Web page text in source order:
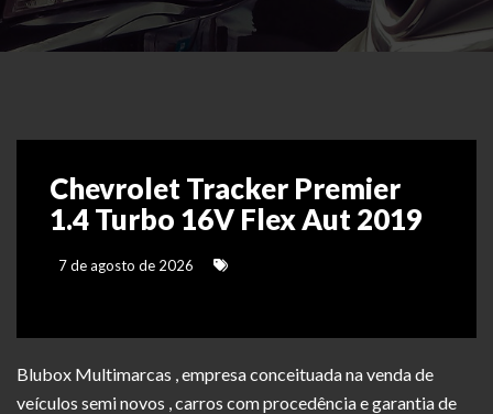
Chevrolet Tracker Premier
1.4 Turbo 16V Flex Aut 2019
7 de agosto de 2026
Blubox Multimarcas , empresa conceituada na venda de
veículos semi novos , carros com procedência e garantia de